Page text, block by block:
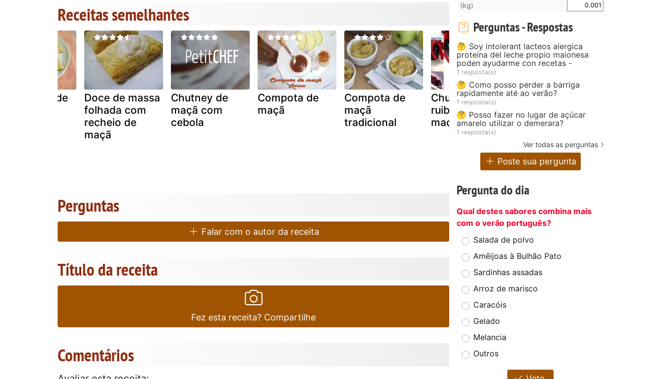
Receitas semelhantes
de
Doce de massa
folhada com
recheio de
maçã
Chutney de
maçã com
cebola
Compota de
maçã
Compota de
maçã
tradicional
Chutney de
ruibarbo e
maçã
Maçanada
Perguntas
Falar com o autor da receita
Título da receita
Fez esta receita? Compartilhe
Comentários
(kg)
Perguntas - Respostas
🤔 Soy intolerant lacteos alergica
proteina del leche propio maionesa
poden ayudarme con recetas -
1 resposta(s)
🤔 Como posso perder a barriga
rapidamente até ao verão?
1 resposta(s)
🤔 Posso fazer no lugar de açúcar
amarelo utilizar o demerara?
1 resposta(s)
Ver todas as perguntas
Poste sua pergunta
Pergunta do dia
Qual destes sabores combina mais
com o verão português?
Salada de polvo
Amêijoas à Bulhão Pato
Sardinhas assadas
Arroz de marisco
Caracóis
Gelado
Melancia
Outros